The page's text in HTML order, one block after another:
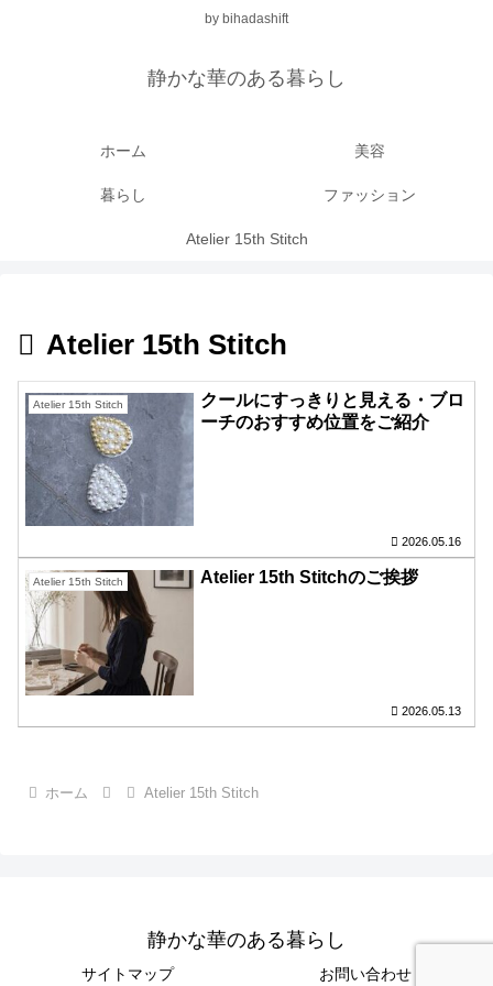
by bihadashift
静かな華のある暮らし
ホーム 美容
暮らし ファッション
Atelier 15th Stitch
Atelier 15th Stitch
Atelier 15th Stitch
クールにすっきりと見える・ブロ
ーチのおすすめ位置をご紹介
2026.05.16
Atelier 15th Stitch Atelier 15th Stitchのご挨拶
2026.05.13
ホーム Atelier 15th Stitch
静かな華のある暮らし
サイトマップ お問い合わせ